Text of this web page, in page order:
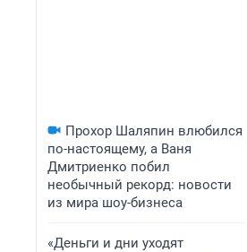
Прохор Шаляпин влюбился
по-настоящему, а Ваня
Дмитриенко побил
необычный рекорд: новости
из мира шоу-бизнеса
«Деньги и дни уходят